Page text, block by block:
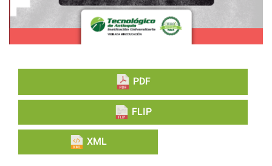
PDF
FLIP
XML